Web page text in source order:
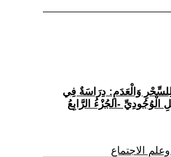
لِلسِّحْرِ وَالْعَدَمِ: دِرَاسَةٌ فِي
الْوُجُودِيِّ -الجُزْءُ الرَّابِعُ
الاجتماع